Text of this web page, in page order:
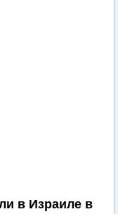
в Израиле в